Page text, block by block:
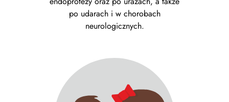
po udarach i w chorobach
neurologicznych.